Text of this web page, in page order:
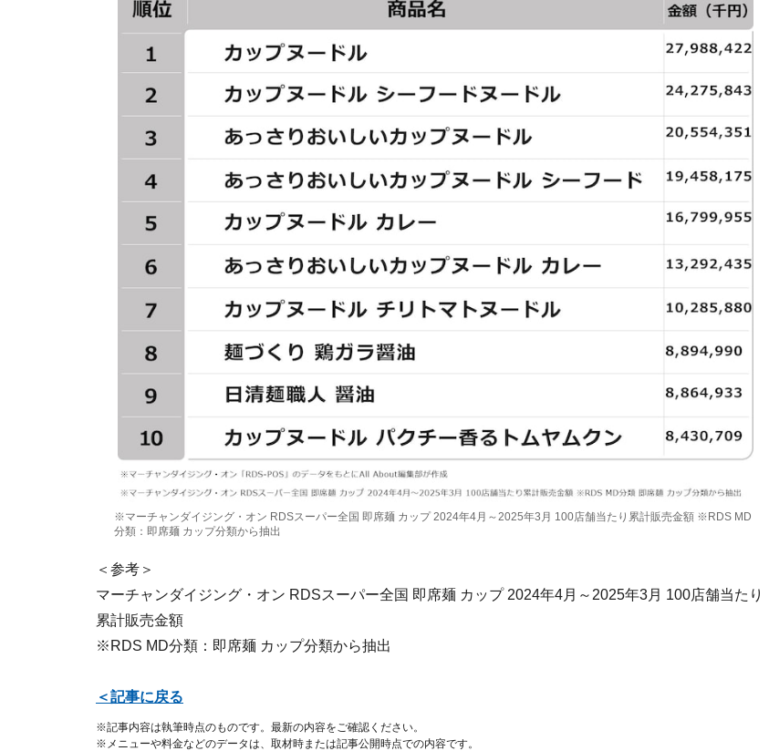
※マーチャンダイジング・オン RDSスーパー全国 即席麺 カップ 2024年4月～2025年3月 100店舗当たり累計販売金額 ※RDS MD
分類：即席麺 カップ分類から抽出
＜参考＞
マーチャンダイジング・オン RDSスーパー全国 即席麺 カップ 2024年4月～2025年3月 100店舗当たり
累計販売金額
※RDS MD分類：即席麺 カップ分類から抽出
＜記事に戻る
※記事内容は執筆時点のものです。最新の内容をご確認ください。
※メニューや料金などのデータは、取材時または記事公開時点での内容です。